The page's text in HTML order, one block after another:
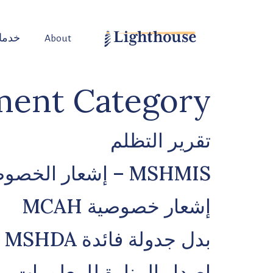
About
Category:
تقرير التظلم
MSHMIS – إشعار الخصوصية
إشعار خصوصية MCAH
بدل جدولة فائدة MSHDA – مقاطعة أوكلاند